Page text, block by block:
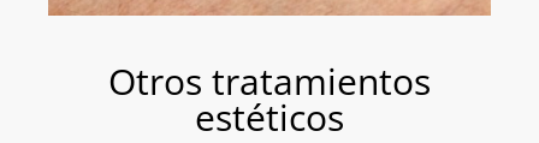
Otros tratamientos
estéticos